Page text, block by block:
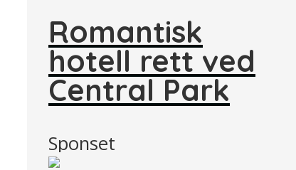
Romantisk
hotell rett ved
Central Park
Sponset